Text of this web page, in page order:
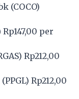
(COCO)
Rp147,00 per
) Rp212,00
(PPGL) Rp212,00